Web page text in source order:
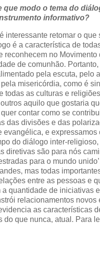
que modo o tema do
informativo?
interessante retomar o que
é a característica de
reconhecem no
de comunhão.
pela escuta, pelo
misericórdia, como é
todas as culturas e
aquilo que gostaria
contar como se
das divisões e das
evangélica, e
do diálogo inter-
diretivas são para nós
para o mundo
mas todas
entre as pessoas e
a quantidade de iniciativas
relacionamentos novos
as características
do que nunca, atual. Para